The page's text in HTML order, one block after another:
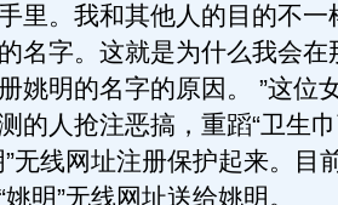
里。我和其他人的目的不一
名字。这就是为什么我会在
姚明的名字的原因。 ”这位
的人抢注恶搞，重蹈“卫生
”无线网址注册保护起来。目
明”无线网址送给姚明。